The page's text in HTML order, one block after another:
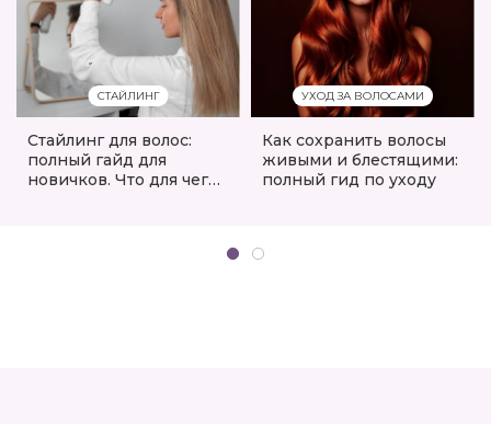
СТАЙЛИНГ
Стайлинг для волос:
полный гайд для
новичков. Что для чего
УХОД ЗА ВОЛОСАМИ
Как сохранить волосы
живыми и блестящими:
полный гид по уходу